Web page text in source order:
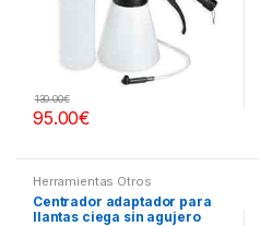
95.00€
130.00€
Herramientas Otros
Centrador adaptador para
llantas ciega sin agujero